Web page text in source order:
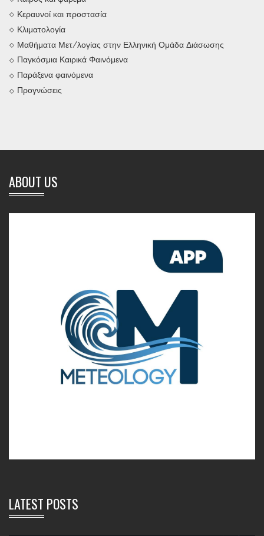
Κεραυνοί και προστασία
Κλιματολογία
Μαθήματα Μετ/λογίας στην Ελληνική Ομάδα Διάσωσης
Παγκόσμια Καιρικά Φαινόμενα
Παράξενα φαινόμενα
Προγνώσεις
ABOUT US
LATEST POSTS